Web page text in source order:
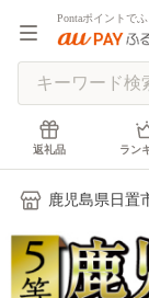
Pontaポイントで
返礼品 ラン
鹿児島県日置